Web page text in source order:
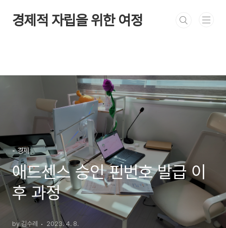
경제적 자립을 위한 여정
- 경제
애드센스 승인 핀번호 발급 이
후 과정
by 김수레 2023. 4. 8.